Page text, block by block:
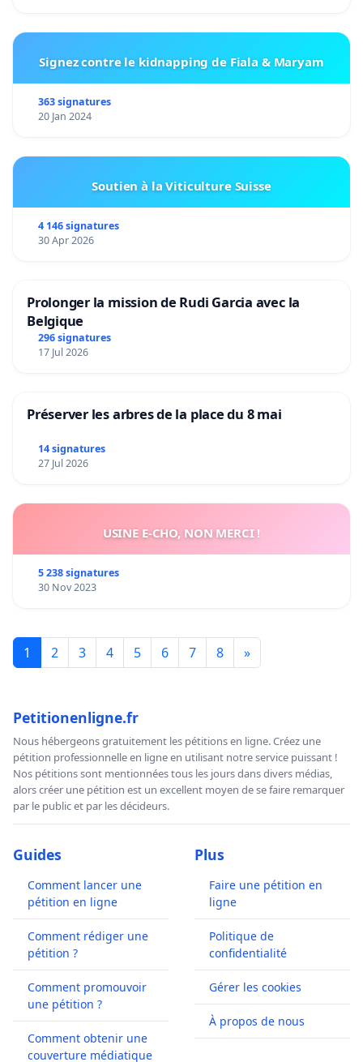
Signez contre le kidnapping de Fiala & Maryam
363 signatures
20 Jan 2024
Soutien à la Viticulture Suisse
4 146 signatures
30 Apr 2026
Prolonger la mission de Rudi Garcia avec la
Belgique
296 signatures
17 Jul 2026
Préserver les arbres de la place du 8 mai
14 signatures
27 Jul 2026
USINE E-CHO, NON MERCI !
5 238 signatures
30 Nov 2023
1 2 3 4 5 6 7 8 »
Petitionenligne.fr
Nous hébergeons gratuitement les pétitions en ligne. Créez une
pétition professionnelle en ligne en utilisant notre service puissant !
Nos pétitions sont mentionnées tous les jours dans divers médias,
alors créer une pétition est un excellent moyen de se faire remarquer
par le public et par les décideurs.
Guides
Comment lancer une
pétition en ligne
Comment rédiger une
pétition ?
Comment promouvoir
une pétition ?
Comment obtenir une
couverture médiatique
Plus
Faire une pétition en
ligne
Politique de
confidentialité
Gérer les cookies
À propos de nous